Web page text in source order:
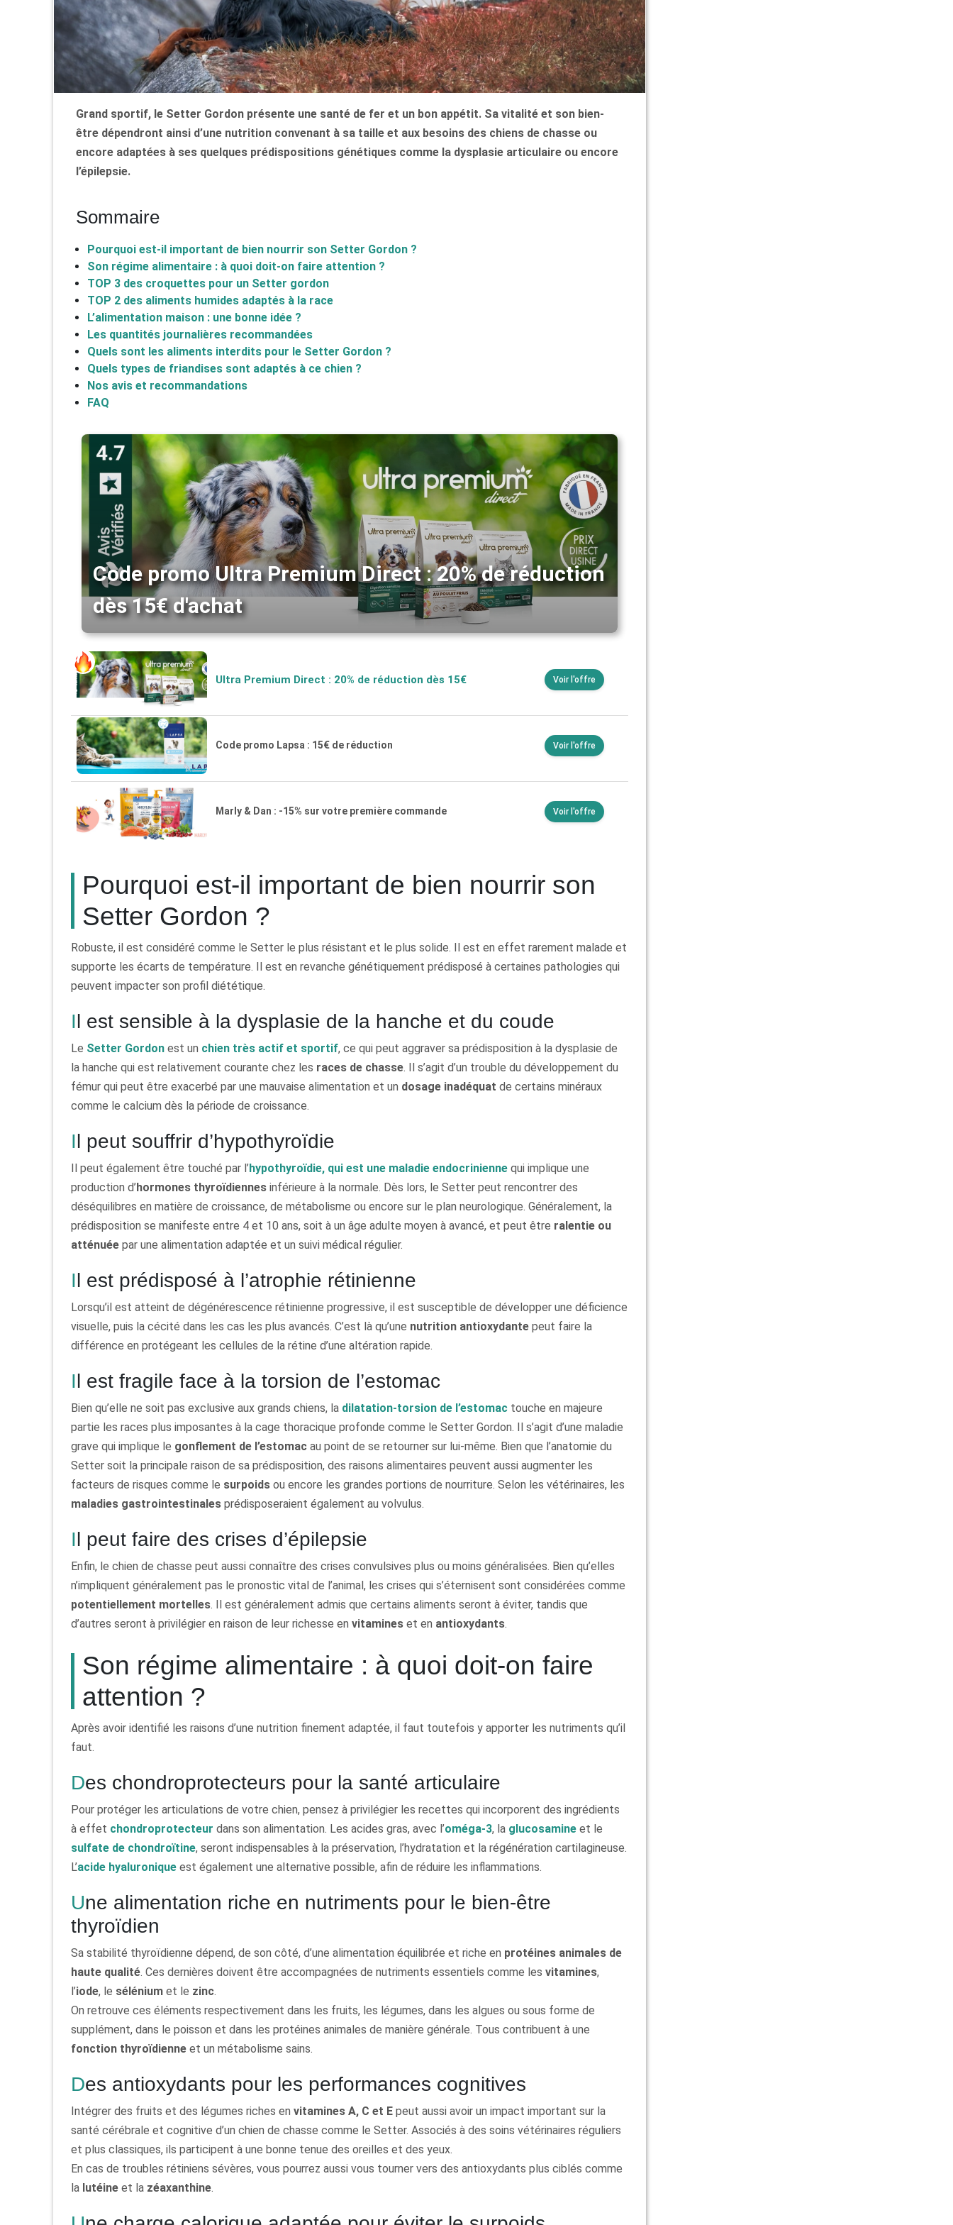
Grand sportif, le Setter Gordon présente une santé de fer et un bon appétit. Sa vitalité et son bien-
être dépendront ainsi d’une nutrition convenant à sa taille et aux besoins des chiens de chasse ou
encore adaptées à ses quelques prédispositions génétiques comme la dysplasie articulaire ou encore
l’épilepsie.
Sommaire
Pourquoi est-il important de bien nourrir son Setter Gordon ?
Son régime alimentaire : à quoi doit-on faire attention ?
TOP 3 des croquettes pour un Setter gordon
TOP 2 des aliments humides adaptés à la race
L’alimentation maison : une bonne idée ?
Les quantités journalières recommandées
Quels sont les aliments interdits pour le Setter Gordon ?
Quels types de friandises sont adaptés à ce chien ?
Nos avis et recommandations
FAQ
Code promo Ultra Premium Direct : 20% de réduction
dès 15€ d'achat
Ultra Premium Direct : 20% de réduction dès 15€ Voir l'offre
Code promo Lapsa : 15€ de réduction Voir l'offre
Marly & Dan : -15% sur votre première commande Voir l'offre
Pourquoi est-il important de bien nourrir son
Setter Gordon ?
Robuste, il est considéré comme le Setter le plus résistant et le plus solide. Il est en effet rarement malade et
supporte les écarts de température. Il est en revanche génétiquement prédisposé à certaines pathologies qui
peuvent impacter son profil diététique.
Il est sensible à la dysplasie de la hanche et du coude
Le Setter Gordon est un chien très actif et sportif, ce qui peut aggraver sa prédisposition à la dysplasie de
la hanche qui est relativement courante chez les races de chasse. Il s’agit d’un trouble du développement du
fémur qui peut être exacerbé par une mauvaise alimentation et un dosage inadéquat de certains minéraux
comme le calcium dès la période de croissance.
Il peut souffrir d’hypothyroïdie
Il peut également être touché par l’hypothyroïdie, qui est une maladie endocrinienne qui implique une
production d’hormones thyroïdiennes inférieure à la normale. Dès lors, le Setter peut rencontrer des
déséquilibres en matière de croissance, de métabolisme ou encore sur le plan neurologique. Généralement, la
prédisposition se manifeste entre 4 et 10 ans, soit à un âge adulte moyen à avancé, et peut être ralentie ou
atténuée par une alimentation adaptée et un suivi médical régulier.
Il est prédisposé à l’atrophie rétinienne
Lorsqu’il est atteint de dégénérescence rétinienne progressive, il est susceptible de développer une déficience
visuelle, puis la cécité dans les cas les plus avancés. C’est là qu’une nutrition antioxydante peut faire la
différence en protégeant les cellules de la rétine d’une altération rapide.
Il est fragile face à la torsion de l’estomac
Bien qu’elle ne soit pas exclusive aux grands chiens, la dilatation-torsion de l’estomac touche en majeure
partie les races plus imposantes à la cage thoracique profonde comme le Setter Gordon. Il s’agit d’une maladie
grave qui implique le gonflement de l’estomac au point de se retourner sur lui-même. Bien que l’anatomie du
Setter soit la principale raison de sa prédisposition, des raisons alimentaires peuvent aussi augmenter les
facteurs de risques comme le surpoids ou encore les grandes portions de nourriture. Selon les vétérinaires, les
maladies gastrointestinales prédisposeraient également au volvulus.
Il peut faire des crises d’épilepsie
Enfin, le chien de chasse peut aussi connaître des crises convulsives plus ou moins généralisées. Bien qu’elles
n’impliquent généralement pas le pronostic vital de l’animal, les crises qui s’éternisent sont considérées comme
potentiellement mortelles. Il est généralement admis que certains aliments seront à éviter, tandis que
d’autres seront à privilégier en raison de leur richesse en vitamines et en antioxydants.
Son régime alimentaire : à quoi doit-on faire
attention ?
Après avoir identifié les raisons d’une nutrition finement adaptée, il faut toutefois y apporter les nutriments qu’il
faut.
Des chondroprotecteurs pour la santé articulaire
Pour protéger les articulations de votre chien, pensez à privilégier les recettes qui incorporent des ingrédients
à effet chondroprotecteur dans son alimentation. Les acides gras, avec l’oméga-3, la glucosamine et le
sulfate de chondroïtine, seront indispensables à la préservation, l’hydratation et la régénération cartilagineuse.
L’acide hyaluronique est également une alternative possible, afin de réduire les inflammations.
Une alimentation riche en nutriments pour le bien-être
thyroïdien
Sa stabilité thyroïdienne dépend, de son côté, d’une alimentation équilibrée et riche en protéines animales de
haute qualité. Ces dernières doivent être accompagnées de nutriments essentiels comme les vitamines,
l’iode, le sélénium et le zinc.
On retrouve ces éléments respectivement dans les fruits, les légumes, dans les algues ou sous forme de
supplément, dans le poisson et dans les protéines animales de manière générale. Tous contribuent à une
fonction thyroïdienne et un métabolisme sains.
Des antioxydants pour les performances cognitives
Intégrer des fruits et des légumes riches en vitamines A, C et E peut aussi avoir un impact important sur la
santé cérébrale et cognitive d’un chien de chasse comme le Setter. Associés à des soins vétérinaires réguliers
et plus classiques, ils participent à une bonne tenue des oreilles et des yeux.
En cas de troubles rétiniens sévères, vous pourrez aussi vous tourner vers des antioxydants plus ciblés comme
la lutéine et la zéaxanthine.